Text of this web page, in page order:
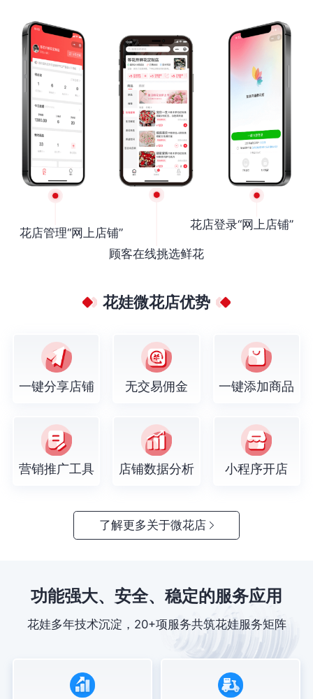
花店管理“网上店铺”
顾客在线挑选鲜花
花店登录“网上店铺”
花娃微花店优势
一键分享店铺 无交易佣金 一键添加商品
营销推广工具 店铺数据分析 小程序开店
了解更多关于微花店
功能强大、安全、稳定的服务应用
花娃多年技术沉淀，20+项服务共筑花娃服务矩阵